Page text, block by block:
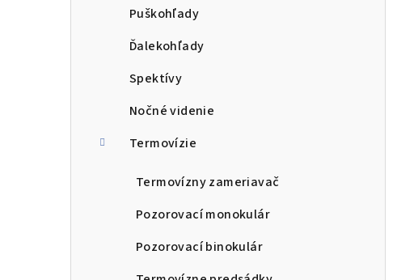
Puškohľady
Ďalekohľady
Spektívy
Nočné videnie
Termovízie
Termovízny zameriavač
Pozorovací monokulár
Pozorovací binokulár